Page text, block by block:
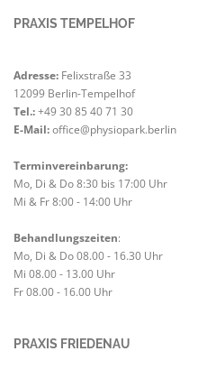
PRAXIS TEMPELHOF
Adresse: Felixstraße 33
12099 Berlin-Tempelhof
Tel.:+49 30 85 40 71 30
E-Mail:office@physiopark.berlin
Terminvereinbarung:
Mo, Di & Do 8:30 bis 17:00 Uhr
Mi & Fr 8:00 - 14:00 Uhr
Behandlungszeiten:
Mo, Di & Do 08.00 - 16.30 Uhr
Mi 08.00 - 13.00 Uhr
Fr 08.00 - 16.00 Uhr
PRAXIS FRIEDENAU